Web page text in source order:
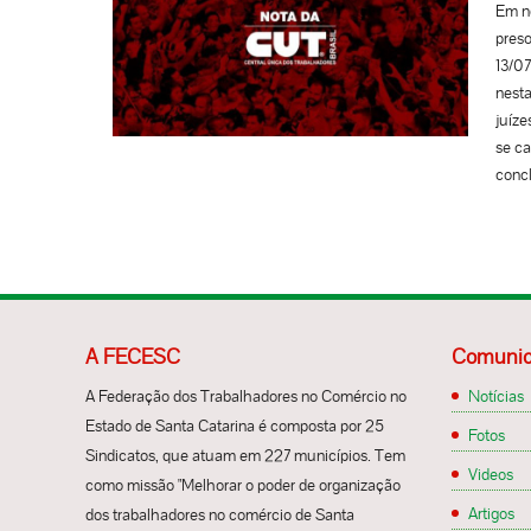
que
ou
da
em
Em
13/
se
para
A FECESC
A Federação dos Trabalhadores no Comércio no
Estado de Santa Catarina é composta por 25
Sindicatos, que atuam em 227 municípios. Tem
como missão "Melhorar o poder de organização
dos trabalhadores no comércio de Santa
Notícias
Fotos
Videos
Artigos